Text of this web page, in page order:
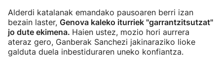
Alderdi katalanak emandako pausoaren berri izan
bezain laster, Genova kaleko iturriek "garrantzitsutzat"
jo dute ekimena. Haien ustez, mozio hori aurrera
ateraz gero, Ganberak Sanchezi jakinaraziko lioke
galduta duela inbestiduraren uneko konfiantza.